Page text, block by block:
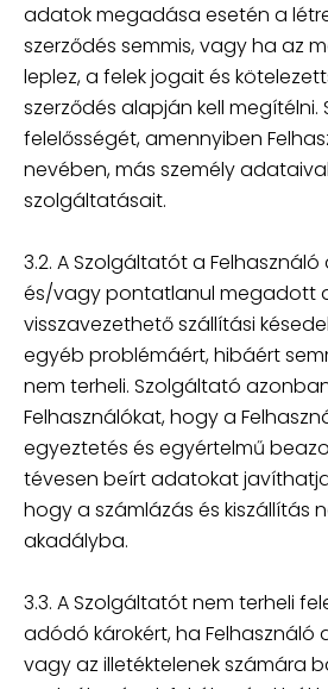
adatok megadása esetén a
szerződés semmis, vagy ha az
leplez, a felek jogait és
szerződés alapján kell megítélni.
felelősségét, amennyiben
nevében, más személy
szolgáltatásait.
3.2. A Szolgáltatót a
és/vagy pontatlanul megadott
visszavezethető szállítási
egyéb problémáért, hibáért
nem terheli. Szolgáltató
Felhasználókat, hogy a
egyeztetés és egyértelmű
tévesen beírt adatokat
hogy a számlázás és kiszállítás
akadályba.
3.3. A Szolgáltatót nem terheli
adódó károkért, ha Felhasználó
vagy az illetéktelenek számára